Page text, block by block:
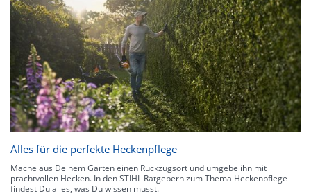
Alles für die perfekte Heckenpflege
Mache aus Deinem Garten einen Rückzugsort und umgebe ihn mit
prachtvollen Hecken. In den STIHL Ratgebern zum Thema Heckenpflege
findest Du alles, was Du wissen musst.